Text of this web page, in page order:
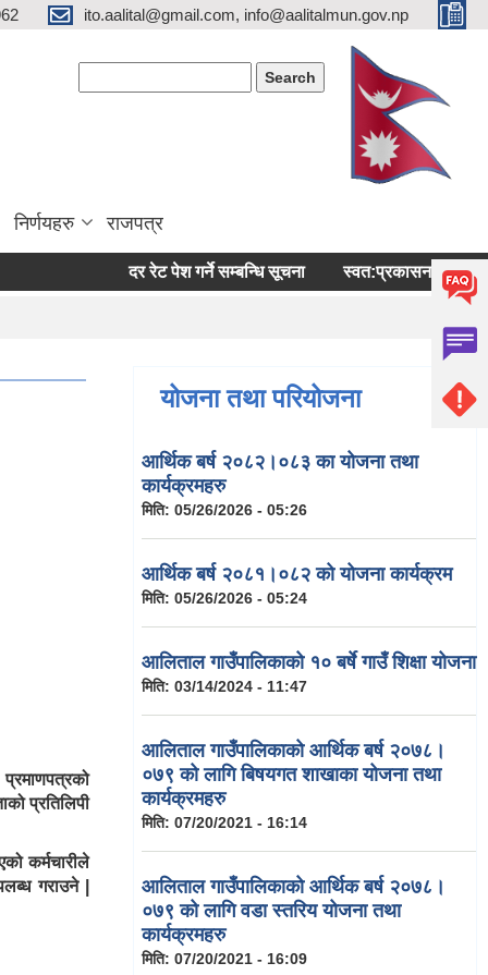
ito.aalital@gmail.com, info@aalitalmun.gov.np
निर्णयहरु राजपत्र
दर रेट पेश गर्ने सम्बन्धि सूचना स्वत:प्रकासन (बैशाख-अषाढ)
प्रतिलिपी
कर्मचारीले
गराउने |
योजना तथा परियोजना
आर्थिक बर्ष २०८२।०८३ का योजना तथा
कार्यक्रमहरु
मिति: 05/26/2026 - 05:26
आर्थिक बर्ष २०८१।०८२ को योजना कार्यक्रम
मिति: 05/26/2026 - 05:24
आलिताल गाउँपालिकाको १० बर्षे गाउँ शिक्षा योजना
मिति: 03/14/2024 - 11:47
आलिताल गाउँपालिकाको आर्थिक बर्ष २०७८।
०७९ को लागि बिषयगत शाखाका योजना तथा
कार्यक्रमहरु
मिति: 07/20/2021 - 16:14
आलिताल गाउँपालिकाको आर्थिक बर्ष २०७८।
०७९ को लागि वडा स्तरिय योजना तथा
कार्यक्रमहरु
मिति: 07/20/2021 - 16:09